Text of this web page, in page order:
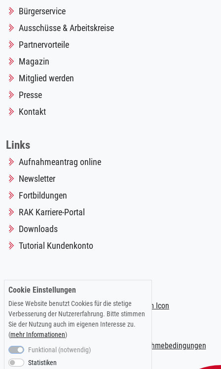
Bürgerservice
Ausschüsse & Arbeitskreise
Partnervorteile
Magazin
Mitglied werden
Presse
Kontakt
Links
Aufnahmeantrag online
Newsletter
Fortbildungen
RAK Karriere-Portal
Downloads
Tutorial Kundenkonto
Impressum |Datenschutzerklärung Teilnahmebedingungen
Cookie Einstellungen
Diese Website benutzt Cookies für die stetige
Verbesserung der Nutzererfahrung. Bitte stimmen
Sie der Nutzung auch im eigenen Interesse zu.
(mehr Informationen)
Funktional (notwendig)
Statistiken